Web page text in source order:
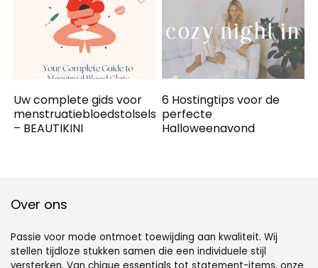
Uw complete gids voor
menstruatiebloedstolsels
– BEAUTIKINI
6 Hostingtips voor de
perfecte
Halloweenavond
Over ons
Passie voor mode ontmoet toewijding aan kwaliteit. Wij
stellen tijdloze stukken samen die een individuele stijl